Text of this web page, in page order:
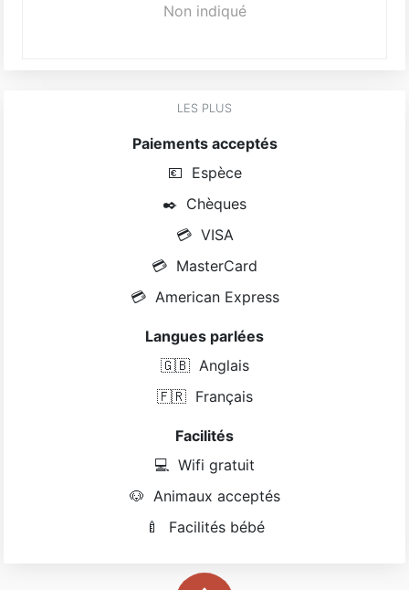
Non indiqué
LES PLUS
Paiements acceptés
💶 Espèce
✒️ Chèques
💳 VISA
💳 MasterCard
💳 American Express
Langues parlées
🇬🇧 Anglais
🇫🇷 Français
Facilités
💻 Wifi gratuit
🐶 Animaux acceptés
🍼
Facilités bébé